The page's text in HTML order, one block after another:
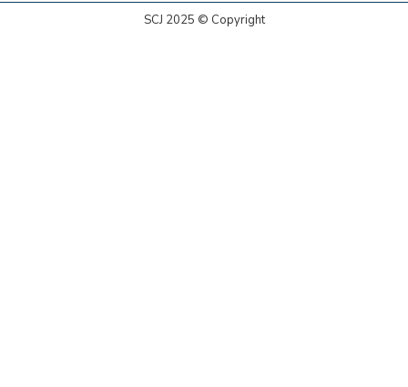
SCJ 2025 © Copyright